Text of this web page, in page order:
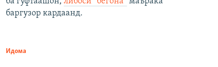
баргузор кардаанд.
Идома